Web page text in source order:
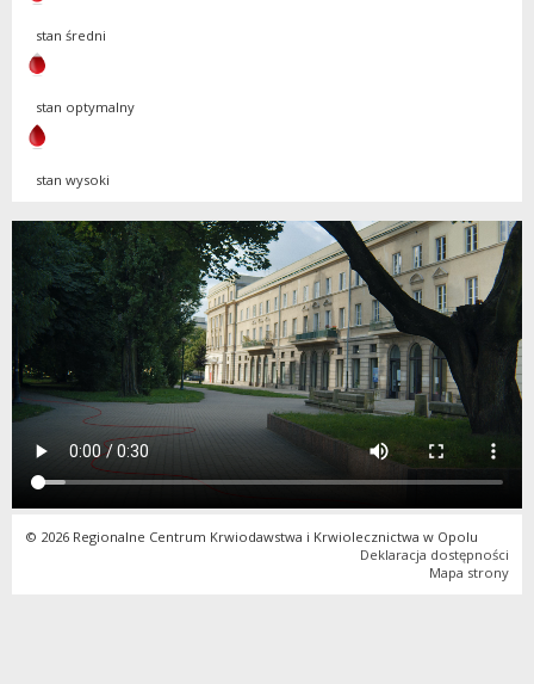
stan średni
stan optymalny
stan wysoki
© 2026 Regionalne Centrum Krwiodawstwa i Krwiolecznictwa w Opolu
Deklaracja dostępności
Mapa strony